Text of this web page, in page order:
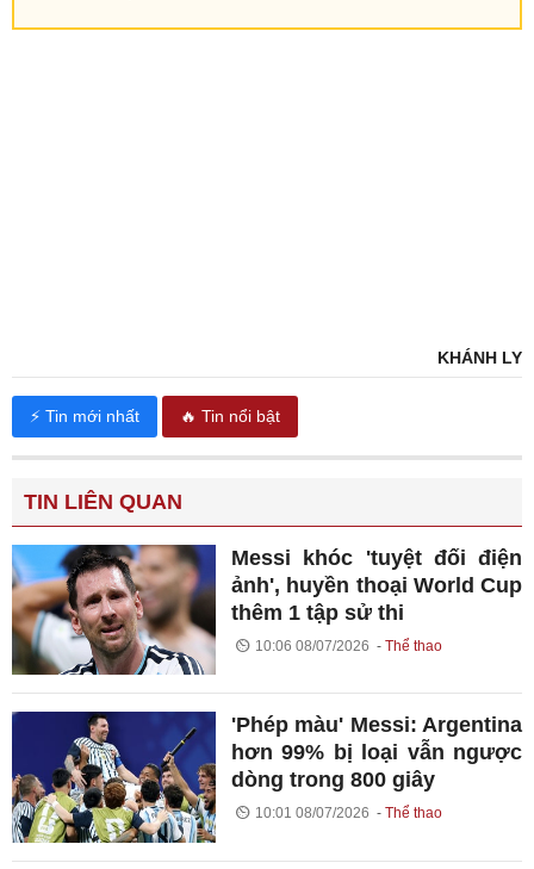
KHÁNH LY
⚡ Tin mới nhất 🔥 Tin nổi bật
TIN LIÊN QUAN
Messi khóc 'tuyệt đối điện
ảnh', huyền thoại World Cup
thêm 1 tập sử thi
10:06 08/07/2026 Thể thao
'Phép màu' Messi: Argentina
hơn 99% bị loại vẫn ngược
dòng trong 800 giây
10:01 08/07/2026 Thể thao